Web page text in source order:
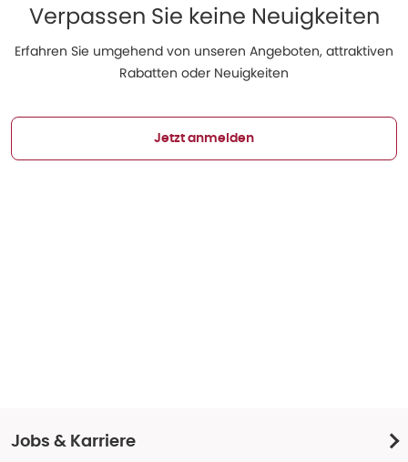
Verpassen Sie keine Neuigkeiten
Erfahren Sie umgehend von unseren Angeboten, attraktiven
Rabatten oder Neuigkeiten
Jetzt anmelden
Jobs & Karriere